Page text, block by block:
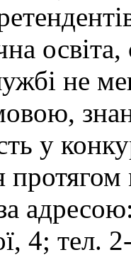
не
у
4; тел.